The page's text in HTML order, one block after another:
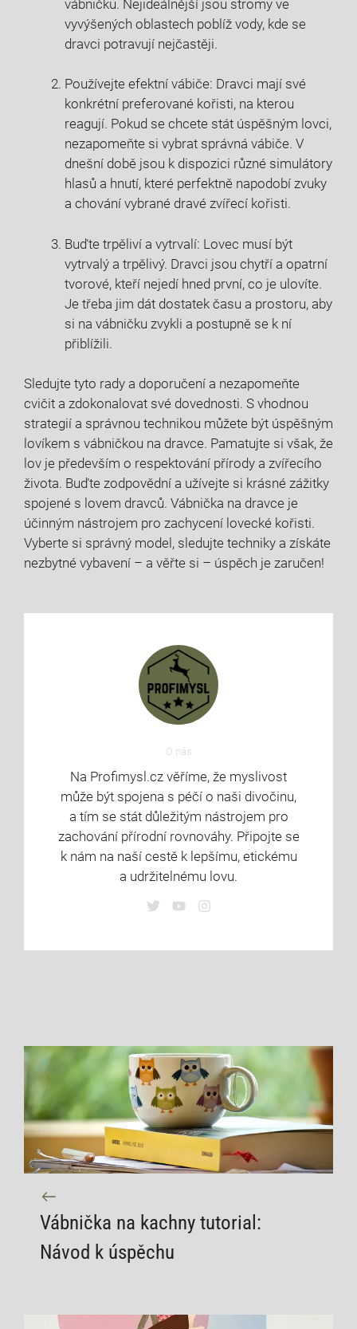
vábničku. Nejideálnější jsou stromy ve
vyvýšených oblastech poblíž vody, kde se
dravci potravují nejčastěji.
Používejte efektní vábiče: Dravci mají své
konkrétní preferované kořisti, na kterou
reagují. Pokud se chcete stát úspěšným lovci,
nezapomeňte si vybrat správná vábiče. V
dnešní době jsou k dispozici různé simulátory
hlasů a hnutí, které perfektně napodobí zvuky
a chování vybrané dravé zvířecí kořisti.
Buďte trpěliví a vytrvalí: Lovec musí být
vytrvalý a trpělivý. Dravci jsou chytří a opatrní
tvorové, kteří nejedí hned první, co je ulovíte.
Je třeba jim dát dostatek času a prostoru, aby
si na vábničku zvykli a postupně se k ní
přiblížili.
Sledujte tyto rady a doporučení a nezapomeňte
cvičit a zdokonalovat své dovednosti. S vhodnou
strategií a správnou technikou můžete být úspěšným
lovíkem s vábničkou na dravce. Pamatujte si však, že
lov je především o respektování přírody a zvířecího
života. Buďte zodpovědní a užívejte si krásné zážitky
spojené s lovem dravců. Vábnička na dravce je
účinným nástrojem pro zachycení lovecké kořisti.
Vyberte si správný model, sledujte techniky a získáte
nezbytné vybavení – a věřte si – úspěch je zaručen!
O nás
Na Profimysl.cz věříme, že myslivost
může být spojena s péčí o naši divočinu,
a tím se stát důležitým nástrojem pro
zachování přírodní rovnováhy. Připojte se
k nám na naší cestě k lepšímu, etickému
a udržitelnému lovu.
Vábnička na kachny tutorial:
Návod k úspěchu